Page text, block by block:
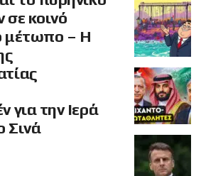
σε κοινό
μέτωπο – Η
για την Ιερά
Σινά